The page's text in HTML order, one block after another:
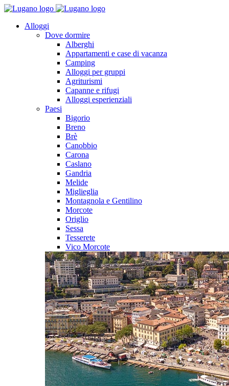
Alloggi
Dove dormire
Alberghi
Appartamenti e case di vacanza
Camping
Alloggi per gruppi
Agriturismi
Capanne e rifugi
Alloggi esperienziali
Paesi
Bigorio
Breno
Brè
Canobbio
Carona
Caslano
Gandria
Melide
Miglieglia
Montagnola e Gentilino
Morcote
Origlio
Sessa
Tesserete
Vico Morcote